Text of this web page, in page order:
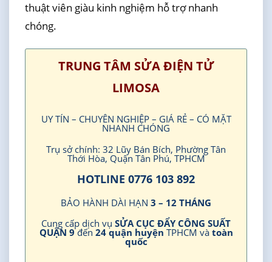
thuật viên giàu kinh nghiệm hỗ trợ nhanh
chóng.
TRUNG TÂM SỬA ĐIỆN TỬ
LIMOSA
UY TÍN – CHUYÊN NGHIỆP – GIÁ RẺ – CÓ MẶT
NHANH CHÓNG
Trụ sở chính: 32 Lũy Bán Bích, Phường Tân
Thới Hòa, Quận Tân Phú, TPHCM
HOTLINE 0776 103 892
BẢO HÀNH DÀI HẠN 3 – 12 THÁNG
Cung cấp dịch vụ SỬA CỤC ĐẨY CÔNG SUẤT
QUẬN 9đến 24 quận huyện TPHCM và toàn
quốc